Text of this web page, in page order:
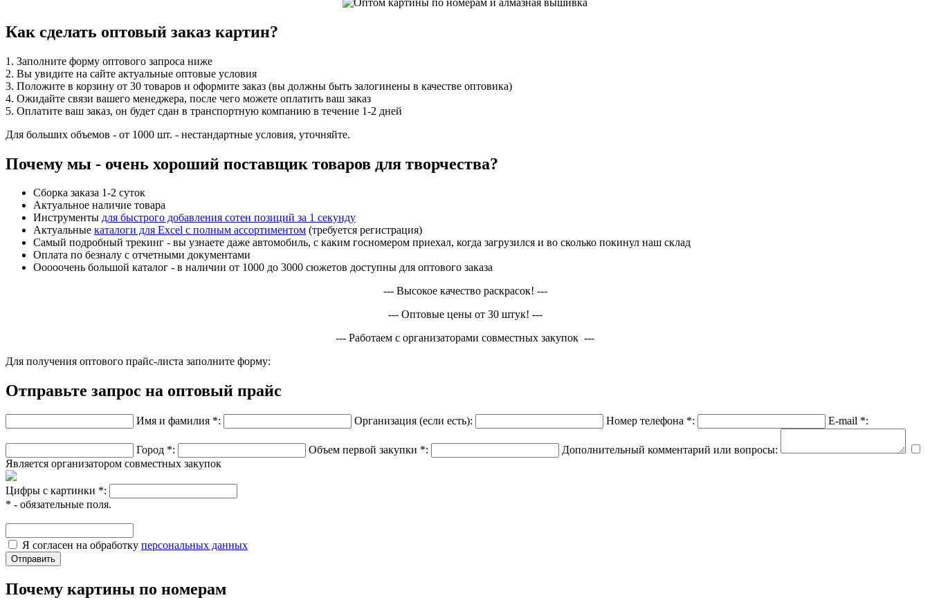
Как сделать оптовый заказ картин?
1. Заполните форму оптового запроса ниже
2. Вы увидите на сайте актуальные оптовые условия
3. Положите в корзину от 30 товаров и оформите заказ (вы должны быть залогинены в качестве оптовика)
4. Ожидайте связи вашего менеджера, после чего можете оплатить ваш заказ
5. Оплатите ваш заказ, он будет сдан в транспортную компанию в течение 1-2 дней
Для больших объемов - от 1000 шт. - нестандартные условия, уточняйте.
Почему мы - очень хороший поставщик товаров для творчества?
Сборка заказа 1-2 суток
Актуальное наличие товара
Инструменты для быстрого добавления сотен позиций за 1 секунду
Актуальные каталоги для Excel с полным ассортиментом (требуется регистрация)
Самый подробный трекинг - вы узнаете даже автомобиль, с каким госномером приехал, когда загрузился и во сколько покинул наш склад
Оплата по безналу с отчетными документами
Ооооочень большой каталог - в наличии от 1000 до 3000 сюжетов доступны для оптового заказа
--- Высокое качество раскрасок! ---
--- Оптовые цены от 30 штук! ---
--- Работаем с организаторами совместных закупок ---
Для получения оптового прайс-листа заполните форму:
Отправьте запрос на оптовый прайс
Имя и фамилия *: Организация (если есть): Номер телефона *: E-mail *:
Город *: Объем первой закупки *:
Дополнительный комментарий или вопросы:
Является организатором совместных закупок
Цифры с картинки *:
* - обязательные поля.
Я согласен на обработку персональных данных
Почему картины по номерам